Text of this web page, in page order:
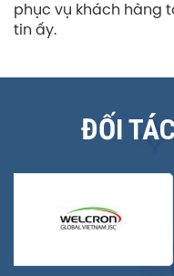
phục vụ khách hàng
tin ấy.
ĐỐI